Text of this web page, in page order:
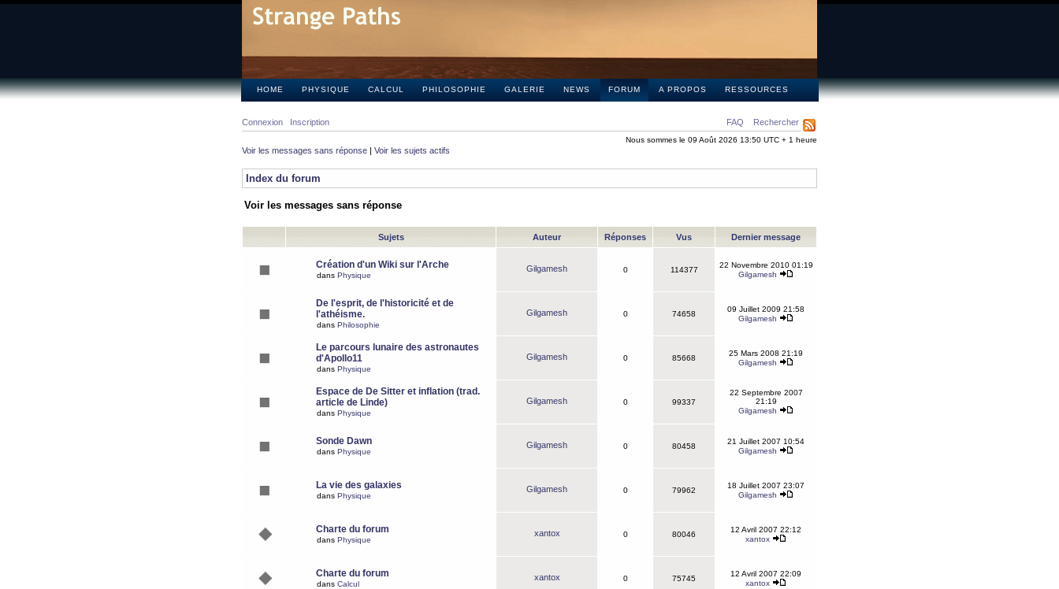
HOME PHYSIQUE CALCUL PHILOSOPHIE GALERIE NEWS FORUM A PROPOS RESSOURCES
FAQ Rechercher
Connexion Inscription
Nous sommes le 09 Août 2026 13:50 UTC + 1 heure
Voir les messages sans réponse | Voir les sujets actifs
Index du forum
Voir les messages sans réponse
Sujets Auteur Réponses Vus Dernier message
Création d'un Wiki sur l'Arche
dans Physique
Gilgamesh 0 114377
22 Novembre 2010 01:19
Gilgamesh
De l'esprit, de l'historicité et de
l'athéisme.
dans Philosophie
Gilgamesh 0 74658
09 Juillet 2009 21:58
Gilgamesh
Le parcours lunaire des astronautes
d'Apollo11
dans Physique
Gilgamesh 0 85668
25 Mars 2008 21:19
Gilgamesh
Espace de De Sitter et inflation (trad.
article de Linde)
dans Physique
Gilgamesh 0 99337
22 Septembre 2007
21:19
Gilgamesh
Sonde Dawn
dans Physique
Gilgamesh 0 80458
21 Juillet 2007 10:54
Gilgamesh
La vie des galaxies
dans Physique
Gilgamesh 0 79962
18 Juillet 2007 23:07
Gilgamesh
Charte du forum
dans Physique
xantox 0 80046
12 Avril 2007 22:12
xantox
Charte du forum
dans Calcul
xantox 0 75745
12 Avril 2007 22:09
xantox